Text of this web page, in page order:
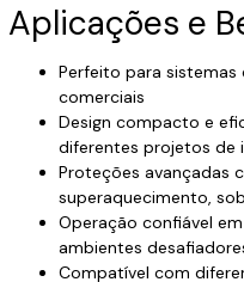
Aplicações e
Perfeito para sistemas
comerciais
Design compacto e
diferentes projetos de
Proteções avançadas
superaquecimento,
Operação confiável
ambientes
Compatível com